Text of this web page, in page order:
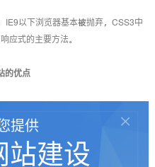
IE9以下浏览器基本被抛弃，CSS3中
应式的主要方法。
的优点
打开窗口不是满屏的。
护一个网站就行；
接地址一致；
提供
站建设